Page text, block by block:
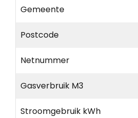
Gemeente
Postcode
Netnummer
Gasverbruik M3
Stroomgebruik kWh